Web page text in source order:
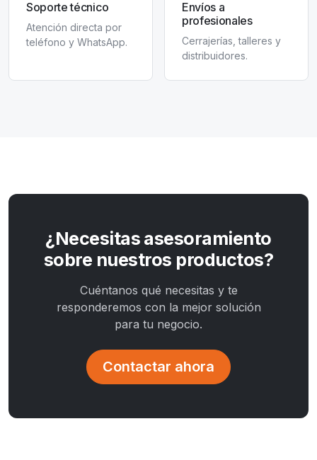
Soporte técnico
Atención directa por
teléfono y WhatsApp.
Envíos a
profesionales
Cerrajerías, talleres y
distribuidores.
¿Necesitas asesoramiento
sobre nuestros productos?
Cuéntanos qué necesitas y te
responderemos con la mejor solución
para tu negocio.
Contactar ahora